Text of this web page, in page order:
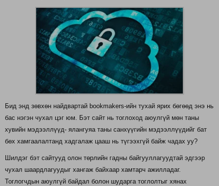
Бид энд зөвхөн найдвартай bookmakers-ийн тухай ярих бөгөөд энэ нь
бас нэгэн чухал цэг юм. Бэт сайт нь тоглоход аюулгүй мөн таны
хувийн мэдээллүүд- ялангуяа таны санхүүгийн мэдээллүүдийг бат
бөх хамгаалалтанд хадгалаж цааш нь түгээхгүй байж чадах уу?
Шилдэг бэт сайтууд олон төрлийн гадны байгууллагуудтай эдгээр
чухал шаардлагуудыг хангаж байхаар хамтарч ажилладаг.
Тоглогчдын аюулгүй байдал болон шударга тоглолтыг хянах